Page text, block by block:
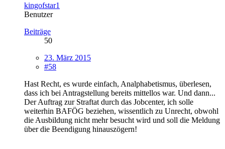
kingofstar1
Benutzer
Beiträge
50
23. März 2015
#58
Hast Recht, es wurde einfach, Analphabetismus, überlesen,
dass ich bei Antragstellung bereits mittellos war. Und dann...
Der Auftrag zur Straftat durch das Jobcenter, ich solle
weiterhin BAFÖG beziehen, wissentlich zu Unrecht, obwohl
die Ausbildung nicht mehr besucht wird und soll die Meldung
über die Beendigung hinauszögern!